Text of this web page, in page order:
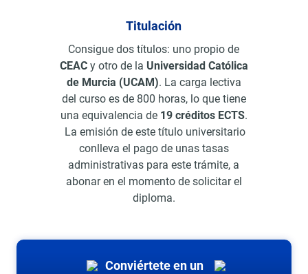
Titulación
Consigue dos títulos: uno propio de
CEACy otro de la Universidad Católica
de Murcia (UCAM). La carga lectiva
del curso es de 800 horas, lo que tiene
una equivalencia de 19 créditos ECTS.
La emisión de este título universitario
conlleva el pago de unas tasas
administrativas para este trámite, a
abonar en el momento de solicitar el
diploma.
Conviértete en un